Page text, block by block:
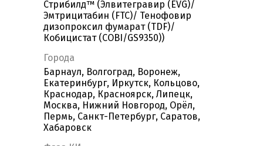
Стрибилд™ (Элвитегравир (EVG)/
Эмтрицитабин (FTC)/ Тенофовир
дизопроксил фумарат (TDF)/
Кобицистат (COBI/GS9350))
Города
Барнаул, Волгоград, Воронеж,
Екатеринбург, Иркутск, Кольцово,
Краснодар, Красноярск, Липецк,
Москва, Нижний Новгород, Орёл,
Пермь, Санкт-Петербург, Саратов,
Хабаровск